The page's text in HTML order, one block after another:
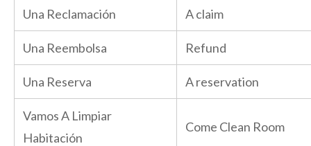
Una Reclamación A claim
Una Reembolsa Refund
Una Reserva A reservation
Vamos A Limpiar
Habitación
Come Clean Room